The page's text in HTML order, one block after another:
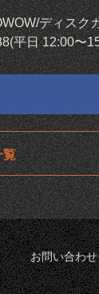
ディスク
平日 12:00〜
覧
お問い合わせ